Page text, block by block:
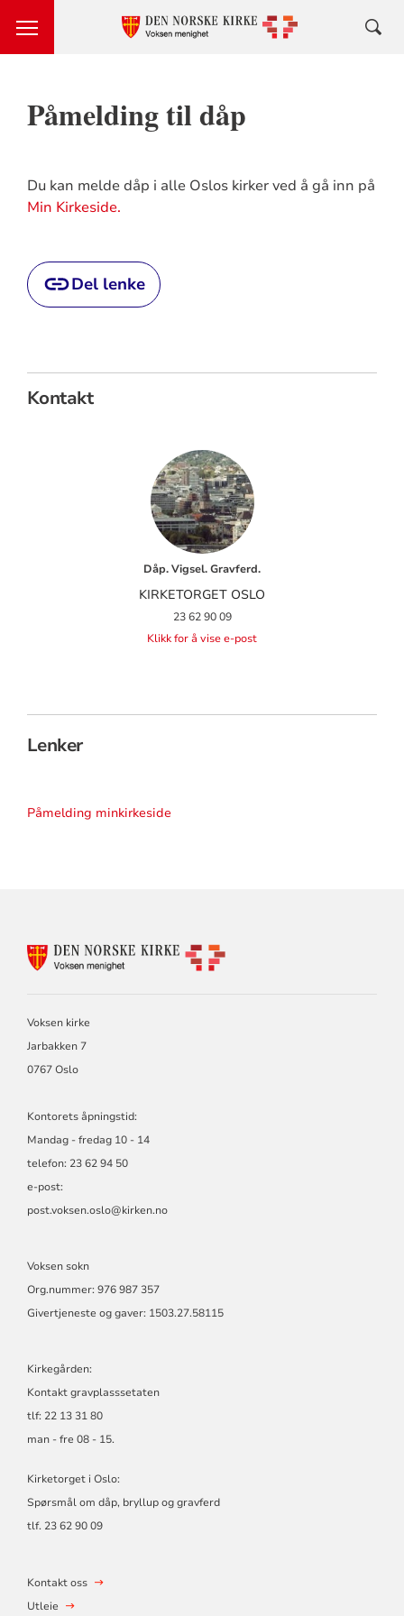
Påmelding til dåp
Du kan melde dåp i alle Oslos kirker ved å gå inn på
Min Kirkeside.
Del lenke
Kontakt
Dåp. Vigsel. Gravferd.
KIRKETORGET OSLO
23 62 90 09
Klikk for å vise e-post
Lenker
Påmelding minkirkeside
KONTAKTINFORMASJON
Voksen kirke
Jarbakken 7
0767 Oslo
Kontorets åpningstid:
Mandag - fredag 10 - 14
telefon: 23 62 94 50
e-post:
post.voksen.oslo@kirken.no
Voksen sokn
Org.nummer: 976 987 357
Givertjeneste og gaver: 1503.27.58115
Kirkegården:
Kontakt gravplasssetaten
tlf: 22 13 31 80
man - fre 08 - 15.
Kirketorget i Oslo:
Spørsmål om dåp, bryllup og gravferd
tlf. 23 62 90 09
Kontakt oss
Utleie